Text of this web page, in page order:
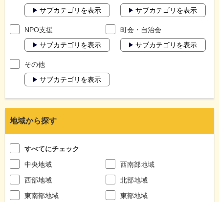
サブカテゴリを表示
サブカテゴリを表示
NPO支援
サブカテゴリを表示
町会・自治会
サブカテゴリを表示
その他
サブカテゴリを表示
地域から探す
すべてにチェック
中央地域
西南部地域
西部地域
北部地域
東南部地域
東部地域